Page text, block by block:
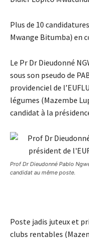
Plus de 10
Mwange Bitumba) en
Le Pr Dr Dieudonné
sous son pseudo de
providenciel de
légumes (Mazembe
candidat à la
Prof Dr Dieudonné Pablo
candidat au même poste.
Poste jadis juteux et
clubs rentables